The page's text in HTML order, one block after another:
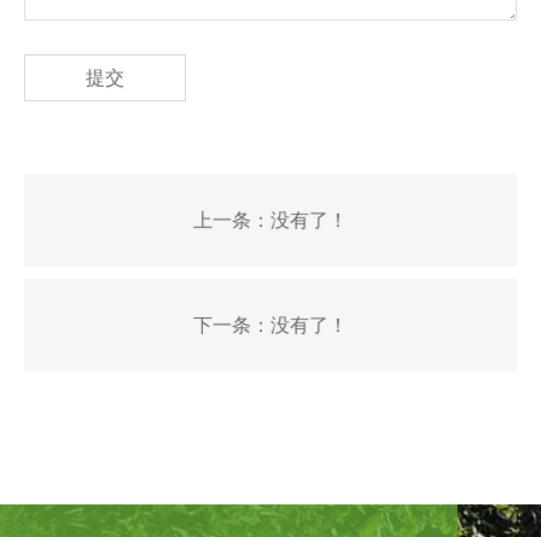
提交
上一条： 没有了！
下一条： 没有了！